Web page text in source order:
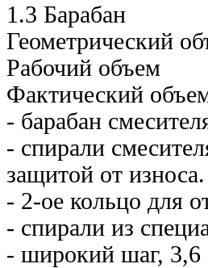
1.3 Барабан
Геометрический
Рабочий объем
Фактический
- барабан
- спирали
защитой от износа.
- 2-ое кольцо для
- спирали из
- широкий шаг, 3,6